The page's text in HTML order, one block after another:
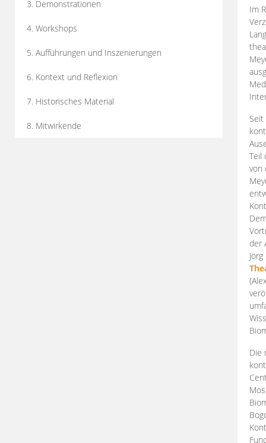
3. Demonstrationen
4. Workshops
5. Aufführungen und Inszenierungen
6. Kontext und Reflexion
7. Historisches Material
8. Mitwirkende
Im
Teil
von
der
Die